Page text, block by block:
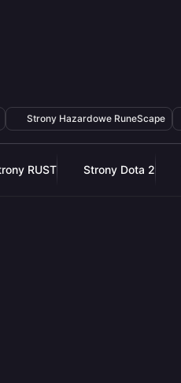
Strony Hazardowe RuneScape
RUST Strony Dota 2